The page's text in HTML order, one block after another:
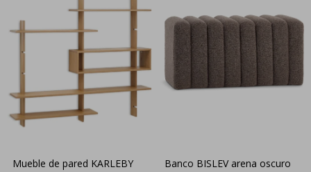
Mueble de pared KARLEBY
Banco BISLEV arena oscuro